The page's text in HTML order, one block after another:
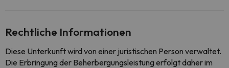
Rechtliche Informationen
Diese Unterkunft wird von einer juristischen Person verwaltet.
Die Erbringung der Beherbergungsleistung erfolgt daher im